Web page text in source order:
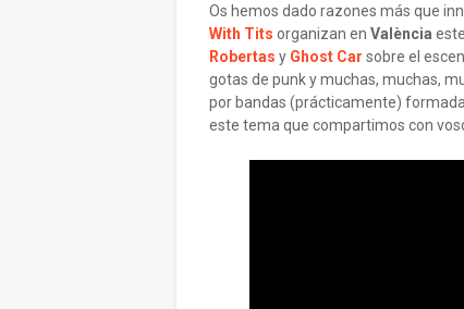
Os hemos dado razones más que
With Tits organizan en València
Robertas y Ghost Car sobre el
gotas de punk y muchas, muchas,
por bandas (prácticamente)
este tema que compartimos con